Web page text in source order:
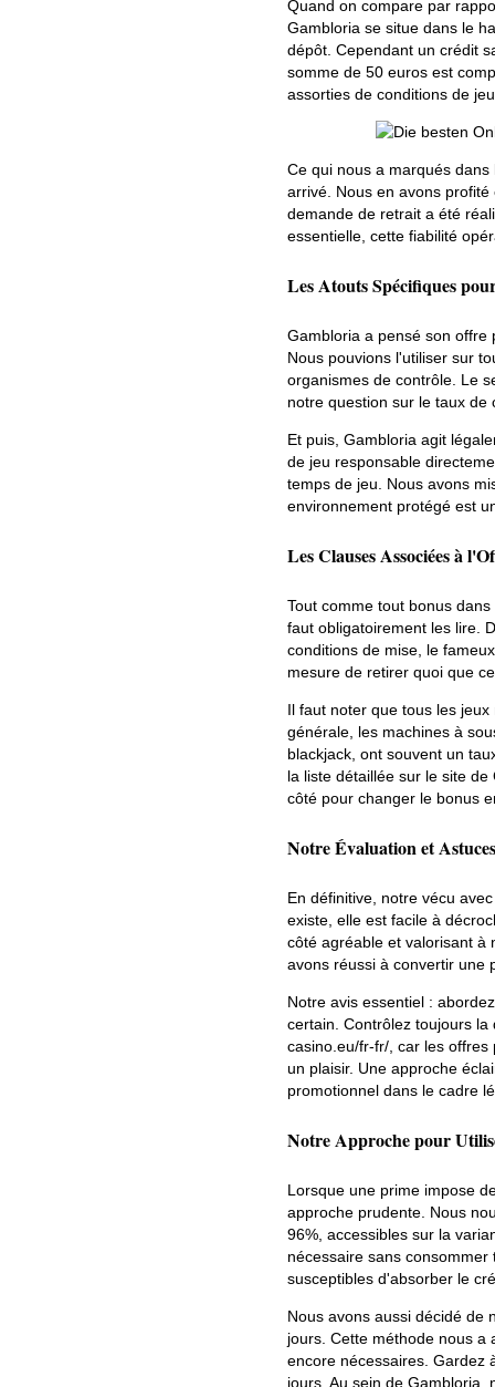
Quand on compare par
Gambloria se situe dans le
dépôt. Cependant un crédit
somme de 50 euros est
assorties de conditions de
Ce qui nous a marqués
arrivé. Nous en avons
demande de retrait a été
essentielle, cette fiabilité
Les Atouts Spécifiques
Gambloria a pensé son offre
Nous pouvions l'utiliser sur
organismes de contrôle. Le
notre question sur le taux
Et puis, Gambloria agit
de jeu responsable
temps de jeu. Nous avons
environnement protégé est
Les Clauses Associées à
Tout comme tout bonus
faut obligatoirement les lire.
conditions de mise, le
mesure de retirer quoi que
Il faut noter que tous les
générale, les machines à
blackjack, ont souvent un
la liste détaillée sur le site
côté pour changer le bonus
Notre Évaluation et
En définitive, notre vécu
existe, elle est facile à
côté agréable et valorisant à
avons réussi à convertir une
Notre avis essentiel :
certain. Contrôlez toujours
casino.eu/fr-fr/, car les
un plaisir. Une approche
promotionnel dans le cadre
Notre Approche pour
Lorsque une prime impose
approche prudente. Nous
96%, accessibles sur la
nécessaire sans
susceptibles d'absorber le
Nous avons aussi décidé de
jours. Cette méthode nous
encore nécessaires. Gardez
jours. Au sein de Gambloria,